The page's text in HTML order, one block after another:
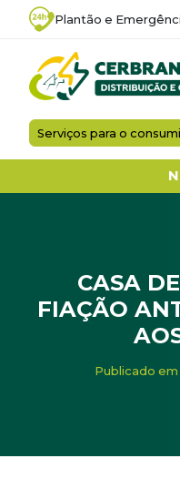
Plantão e
Serviços para o
CASA
FIAÇÃO
Noticias
Publicado